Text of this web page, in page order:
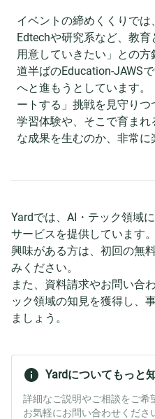
イベントの締めくくりで
Edtechや研究系など、教
用意していきたい」との
道半ばのEducation-JAWS
へと進もうとしています
ートする」挑戦を見守り
学習体験や、そこで育ま
な成果を生むのか、非常に
Yardでは、AI・テック領域
サービスを提供しています。
興味がある方は、初回の無
みください。
また、資料請求やお問い合
ック領域の知見を獲得し、
ましょう。
Yardについてもっと
詳細なご説明やご相談をご希
お気軽にお問い合わせくださ